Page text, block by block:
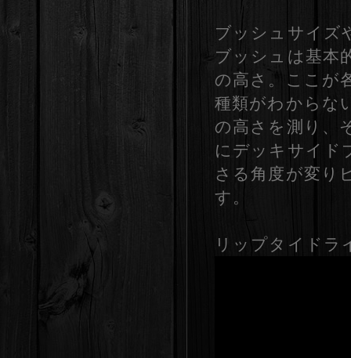
ブッシュサイズ
ブッシュは基本
の高さ。ここが
種類がわからな
の高さを測り、
にデッキサイド
さる角度が変り
す。
リップタイド